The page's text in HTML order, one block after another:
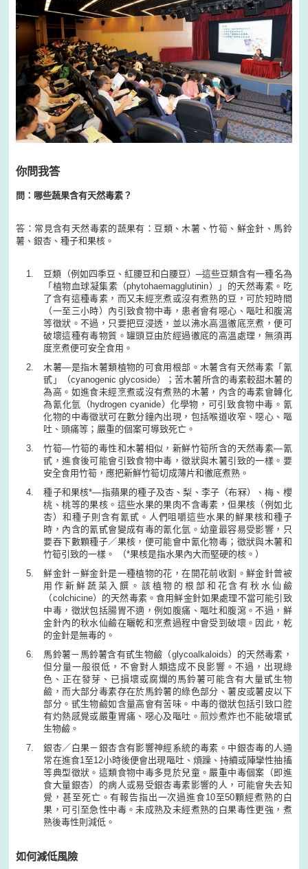
你問我答
問：哪些蔬果含有天然毒素？
答：常見含有天然毒素的蔬果有：豆類、木薯、竹筍、鮮金針、馬鈴
薯、銀杏、種子和果核。
豆類（例如四季豆、紅腰豆和白腰豆）─這些豆類含有一種名為
「植物血球凝集素（phytohaemagglutinin）」的天然毒素。吃
了含有這種毒素，而又未經烹煮或沒有煮熟的豆，可於短時間
（一至三小時）內引致食物中毒，患者會有噁心、嘔吐和腹瀉
等徵狀。不過，只要把豆浸透，並以沸水高溫徹底烹煮，便可
破壞這種有毒物質。罐頭豆由於經過徹底的高溫處理，無須再
度烹煮便可安全食用。
木薯—是指木薯類植物的可食用根部。木薯含有天然毒素「氰
甙」（cyanogenic glycoside）；苦木薯所含的毒素較甜木薯的
為高。如進食未經烹煮或沒有煮熟的木薯，內含的毒素會轉化
為氰化氫（hydrogen cyanide）化學物，可引致食物中毒。氰
化物的中毒徵狀可在數分鐘內出現，包括喉道收窄、噁心、嘔
吐、頭痛等；嚴重的個案可導致死亡。
竹筍—竹筍的毒性和木薯相似，新鮮竹筍所含的天然毒素—氰
甙，進食後可能會引致食物中毒，徵狀與木薯引致的一樣。要
安全食用竹筍，應把新鮮竹筍切成薄片和徹底煮熟。
種子和果核*—指蘋果的種子及杏、梨、李子（布冧）、梅、櫻
桃、桃等的果核。這些水果的果肉不含毒素，但果核（例如北
杏）和種子則含有氰甙。人們咀嚼這些水果的鮮果核和種子
時，內含的氰甙會變成有毒的氰化氫。幼童最容易受影響，只
要吞下數顆種子／果核，便可能會中氰化物毒；徵狀與木薯和
竹筍引致的一樣。 （*果核是指水果內大而堅硬的核。）
鮮金針－鮮金針是一種植物的花，在開花前收割。鮮金針曾被
用作新鮮蔬菜入饌。該植物的根部和花含有秋水仙鹼
（colchicine）的天然毒素。食用鮮金針如果處理不當可能引致
中毒，徵狀包括腸胃不適，例如腹痛、嘔吐和腹瀉。不過，鮮
金針內的秋水仙鹼在曬乾和烹煮過程中會受到破壞。因此，乾
的金針是無毒的。
馬鈴薯－馬鈴薯含有甙生物鹼（glycoalkaloids）的天然毒素，
但分量一般很低，不會對人類造成不良影響。不過，出現綠
色、正在發芽、已損壞或腐爛的馬鈴薯可能含有大量甙生物
鹼，而大部分毒素存在於馬鈴薯的綠色部分、薯皮或薯皮以下
部分。甙生物鹼如含量高會有苦味。中毒的徵狀包括引致口腔
有灼熱感覺或嚴重胃痛、噁心及嘔吐。煎炒煮炸也不能破壞甙
生物鹼。
銀杏／白果－銀杏含有影響神經系統的毒素。中銀杏毒的人通
常在進食1至12小時後便會出現嘔吐、煩躁、持續或陣攣性抽搐
等典型徵狀。這類食物中毒多見於兒童。嚴重中毒個案（即進
食大量銀杏）的病人或易受銀杏毒素影響的人，可能會失去知
覺，甚至死亡。有報告指出一次過進食10至50顆經煮熟的白
果，可引至急性中毒。未成熟及未經煮熟的白果毒性更強，煮
熟後毒性則減低。
如何減低風險